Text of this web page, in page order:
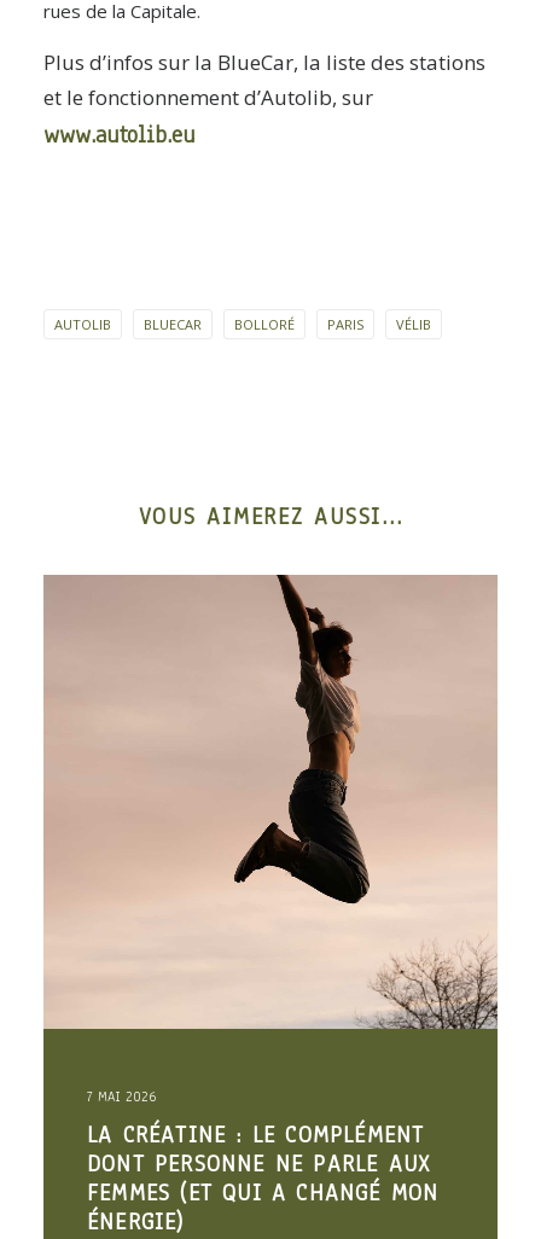
rues de la Capitale.
Plus d’infos sur la BlueCar, la liste des stations
et le fonctionnement d’Autolib, sur
www.autolib.eu
AUTOLIB BLUECAR BOLLORÉ PARIS VÉLIB
VOUS AIMEREZ AUSSI...
7 MAI 2026
LA CRÉATINE : LE COMPLÉMENT
DONT PERSONNE NE PARLE AUX
FEMMES (ET QUI A CHANGÉ MON
ÉNERGIE)